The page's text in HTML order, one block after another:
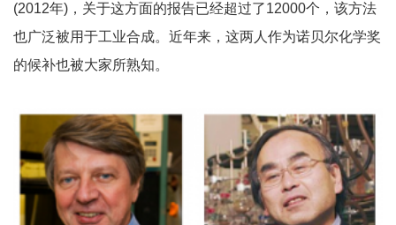
(2012年)，关于这方面的报告已经超过了12000个，该方法
也广泛被用于工业合成。近年来，这两人作为诺贝尔化学奖
的候补也被大家所熟知。